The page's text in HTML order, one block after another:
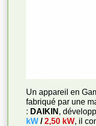
Un appareil en
fabriqué par une
: DAIKIN ,
kW /2,50 kW, il